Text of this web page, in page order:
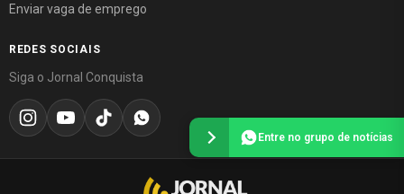
Enviar vaga de emprego
REDES SOCIAIS
Siga o Jornal Conquista
Entre no grupo de notícias